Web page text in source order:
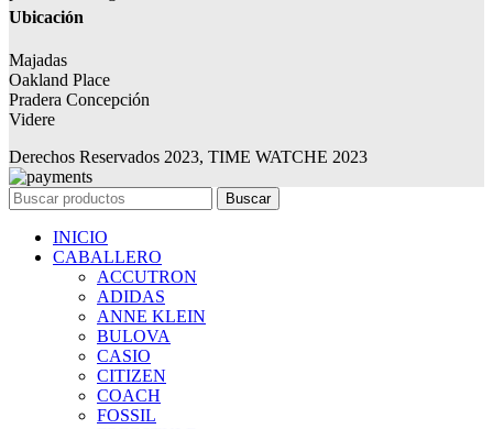
Ubicación
Majadas
Oakland Place
Pradera Concepción
Videre
Derechos Reservados 2023, TIME WATCHE 2023
Buscar
INICIO
CABALLERO
ACCUTRON
ADIDAS
ANNE KLEIN
BULOVA
CASIO
CITIZEN
COACH
FOSSIL